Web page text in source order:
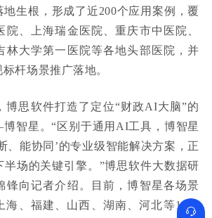
生根，形成了近200个应用案例，覆
院、上海瑞金医院、重庆市中医院、
林大学第一医院等各地头部医院，并
杆场景推广落地。
博思软件打造了定位“财政AI大脑”的
智星。“区别于通用AI工具，博智星
、能协同’的专业级智能解决方案，正
半场的关键引擎。”博思软件大数据研
锋向记者介绍。目前，博智星各场景
海、福建、山西、湖南、河北等10余
